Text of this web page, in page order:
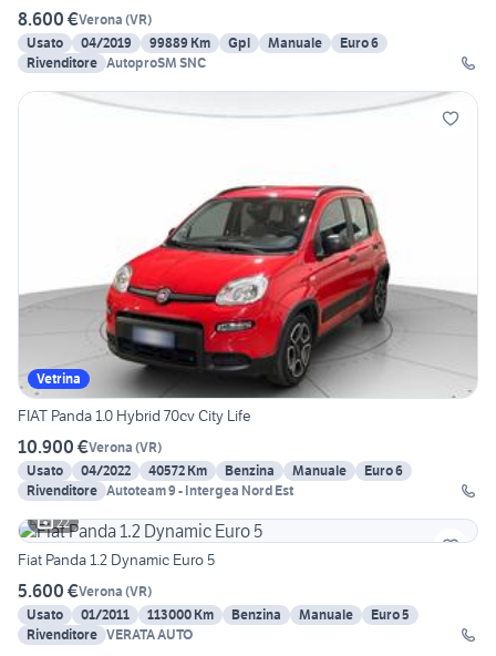
8.600 €Verona (VR)
Usato
04/2019 99889 Km Gpl Manuale
Euro 6
Rivenditore AutoproSM SNC
Vetrina
FIAT Panda 1.0 Hybrid 70cv City Life
10.900 €Verona (VR)
Usato
04/2022 40572 Km Benzina Manuale
Euro 6
Rivenditore Autoteam 9 - Intergea Nord Est
22
Fiat Panda 1.2 Dynamic Euro 5
5.600 €Verona (VR)
Usato
01/2011 113000 Km Benzina Manuale
Euro 5
Rivenditore VERATA AUTO